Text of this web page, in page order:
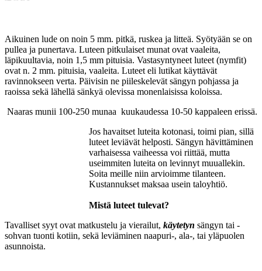
Aikuinen lude on noin 5 mm. pitkä, ruskea ja litteä. Syötyään se on
pullea ja punertava. Luteen pitkulaiset munat ovat vaaleita,
läpikuultavia, noin 1,5 mm pituisia. Vastasyntyneet luteet (nymfit)
ovat n. 2 mm. pituisia, vaaleita. Luteet eli lutikat käyttävät
ravinnokseen verta. Päivisin ne piileskelevät sängyn pohjassa ja
raoissa sekä lähellä sänkyä olevissa monenlaisissa koloissa.
Naaras munii 100-250 munaa kuukaudessa 10-50 kappaleen erissä.
Jos havaitset luteita kotonasi, toimi pian, sillä
luteet leviävät helposti. Sängyn hävittäminen
varhaisessa vaiheessa voi riittää, mutta
useimmiten luteita on levinnyt muuallekin.
Soita meille niin arvioimme tilanteen.
Kustannukset maksaa usein taloyhtiö.
Mistä luteet tulevat?
Tavalliset syyt ovat matkustelu ja vierailut, käytetyn sängyn tai -
sohvan tuonti kotiin, sekä leviäminen naapuri-, ala-, tai yläpuolen
asunnoista.